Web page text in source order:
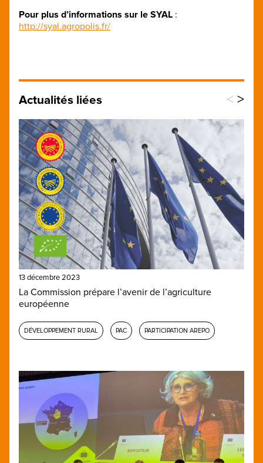
Pour plus d’informations sur le SYAL :
http://syal.agropolis.fr/
Actualités liées < >
13 décembre 2023
La Commission prépare l’avenir de l’agriculture
européenne
DÉVELOPPEMENT RURAL PAC PARTICIPATION AREPO